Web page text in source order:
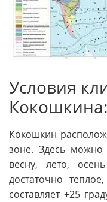
Условия
Кокошкина:
Кокошкин
зоне. Здесь можно
весну, лето,
достаточно
составляет +25